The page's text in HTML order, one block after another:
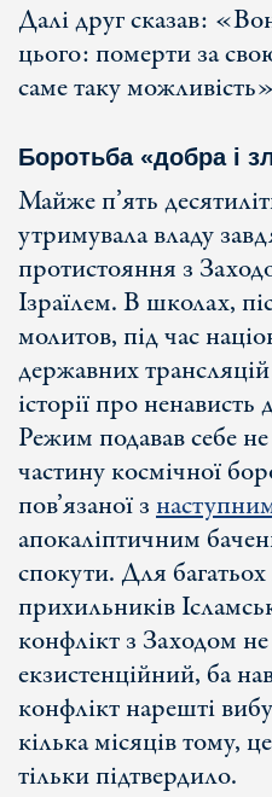
Далі друг сказав:
цього: померти за
саме таку
Боротьба «добра і
Майже п’ять
утримувала владу
протистояння з
Ізраїлем. В школах,
молитов, під час
державних
історії про
Режим подавав себе
частину космічної
пов’язаної з
апокаліптичним
спокути. Для
прихильників
конфлікт з Заходом
екзистенційний, ба
конфлікт нарешті
кілька місяців тому,
тільки підтвердило.